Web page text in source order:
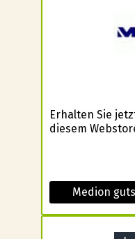
Erhalten Sie
diesem
Medion